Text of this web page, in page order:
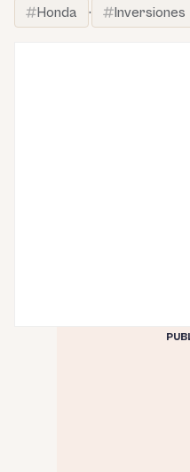
Honda
· Inversiones